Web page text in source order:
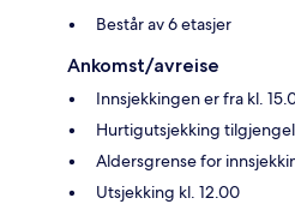
Består av 6 etasjer
Ankomst/avreise
Innsjekkingen er fra kl.
Hurtigutsjekking
Aldersgrense for
Utsjekking kl. 12.00